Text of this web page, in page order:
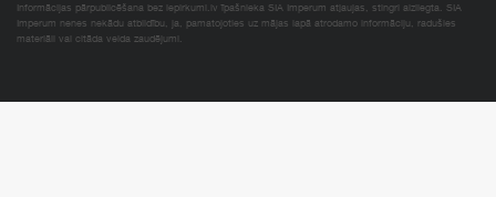
Informācijas pārpublicēšana bez iepirkumi.lv īpašnieka SIA Imperum atļaujas, stingri aizliegta. SIA
Imperum nenes nekādu atbildību, ja, pamatojoties uz mājas lapā atrodamo informāciju, radušies
materiāli vai citāda veida zaudējumi.